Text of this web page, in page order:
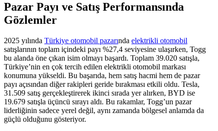
Pazar Payı ve Satış Performansında
Gözlemler
2025 yılında Türkiye otomobil pazarında elektrikli otomobil
satışlarının toplam içindeki payı %27,4 seviyesine ulaşırken, Togg
bu alanda öne çıkan isim olmayı başardı. Toplam 39.020 satışla,
Türkiye’nin en çok tercih edilen elektrikli otomobil markası
konumuna yükseldi. Bu başarıda, hem satış hacmi hem de pazar
payı açısından diğer rakipleri geride bırakması etkili oldu. Tesla,
31.509 satış gerçekleştirerek ikinci sırada yer alırken, BYD ise
19.679 satışla üçüncü sırayı aldı. Bu rakamlar, Togg’un pazar
liderliğinin sadece yerel değil, aynı zamanda bölgesel anlamda da
güçlü olduğunu gösteriyor.